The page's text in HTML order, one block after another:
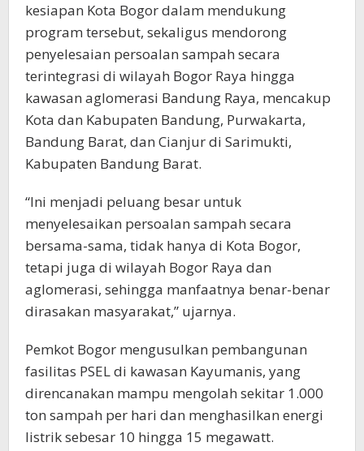
kesiapan Kota Bogor dalam mendukung
program tersebut, sekaligus mendorong
penyelesaian persoalan sampah secara
terintegrasi di wilayah Bogor Raya hingga
kawasan aglomerasi Bandung Raya, mencakup
Kota dan Kabupaten Bandung, Purwakarta,
Bandung Barat, dan Cianjur di Sarimukti,
Kabupaten Bandung Barat.
“Ini menjadi peluang besar untuk
menyelesaikan persoalan sampah secara
bersama-sama, tidak hanya di Kota Bogor,
tetapi juga di wilayah Bogor Raya dan
aglomerasi, sehingga manfaatnya benar-benar
dirasakan masyarakat,” ujarnya.
Pemkot Bogor mengusulkan pembangunan
fasilitas PSEL di kawasan Kayumanis, yang
direncanakan mampu mengolah sekitar 1.000
ton sampah per hari dan menghasilkan energi
listrik sebesar 10 hingga 15 megawatt.